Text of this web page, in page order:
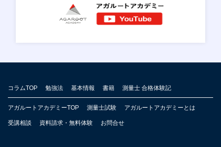
コラムTOP 勉強法 基本情報 書籍 測量士 合格体験記
アガルートアカデミーTOP 測量士試験 アガルートアカデミーとは
受講相談 資料請求・無料体験 お問合せ